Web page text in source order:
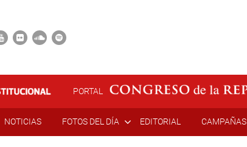
PORTAL
NOTICIAS FOTOS DEL DÍA EDITORIAL CAMPAÑAS